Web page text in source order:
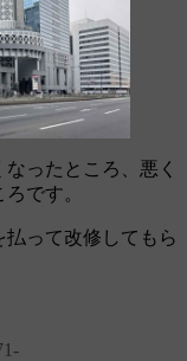
ったところ、悪く
です。
って改修してもら